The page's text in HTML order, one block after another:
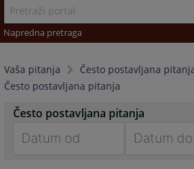
Napredna pretraga
Vaša pitanja
Često postavljana
Često postavljana pitanja
Često postavljana pitanja